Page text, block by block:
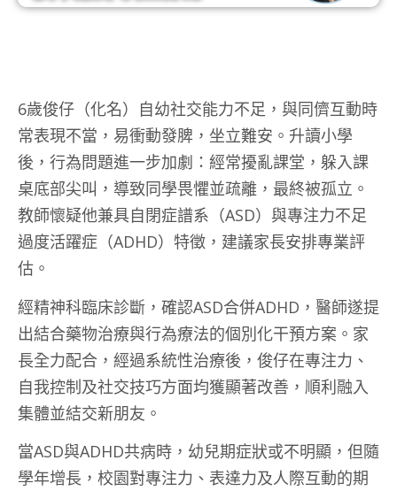
6歲俊仔（化名）自幼社交能力不足，與同儕互動時
常表現不當，易衝動發脾，坐立難安。升讀小學
後，行為問題進一步加劇：經常擾亂課堂，躲入課
桌底部尖叫，導致同學畏懼並疏離，最終被孤立。
教師懷疑他兼具自閉症譜系（ASD）與專注力不足
過度活躍症（ADHD）特徵，建議家長安排專業評
估。
經精神科臨床診斷，確認ASD合併ADHD，醫師遂提
出結合藥物治療與行為療法的個別化干預方案。家
長全力配合，經過系統性治療後，俊仔在專注力、
自我控制及社交技巧方面均獲顯著改善，順利融入
集體並結交新朋友。
當ASD與ADHD共病時，幼兒期症狀或不明顯，但隨
學年增長，校園對專注力、表達力及人際互動的期